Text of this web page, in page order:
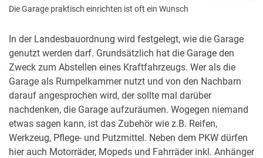
Die Garage praktisch einrichten ist oft ein Wunsch
In der Landesbauordnung wird festgelegt, wie die Garage
genutzt werden darf. Grundsätzlich hat die Garage den
Zweck zum Abstellen eines Kraftfahrzeugs. Wer als die
Garage als Rumpelkammer nutzt und von den Nachbarn
darauf angesprochen wird, der sollte mal darüber
nachdenken, die Garage aufzuräumen. Wogegen niemand
etwas sagen kann, ist das Zubehör wie z.B. Reifen,
Werkzeug, Pflege- und Putzmittel. Neben dem PKW dürfen
hier auch Motorräder, Mopeds und Fahrräder inkl. Anhänger